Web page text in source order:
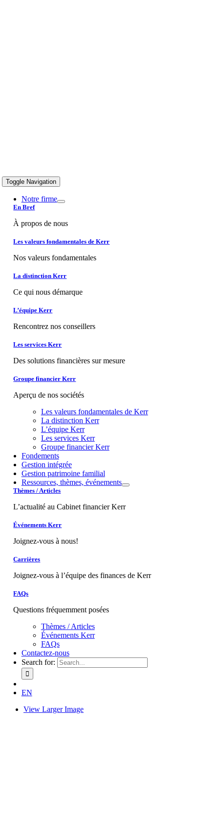
Toggle Navigation
Notre firme
En Bref
À propos de nous
Les valeurs fondamentales de Kerr
Nos valeurs fondamentales
La distinction Kerr
Ce qui nous démarque
L’équipe Kerr
Rencontrez nos conseillers
Les services Kerr
Des solutions financières sur mesure
Groupe financier Kerr
Aperçu de nos sociétés
Les valeurs fondamentales de Kerr
La distinction Kerr
L’équipe Kerr
Les services Kerr
Groupe financier Kerr
Fondements
Gestion intégrée
Gestion patrimoine familial
Ressources, thèmes, événements
Thèmes / Articles
L’actualité au Cabinet financier Kerr
Événements Kerr
Joignez-vous à nous!
Carrières
Joignez-vous à l’équipe des finances de Kerr
FAQs
Questions fréquemment posées
Thèmes / Articles
Événements Kerr
FAQs
Contactez-nous
Search for:
EN
View Larger Image